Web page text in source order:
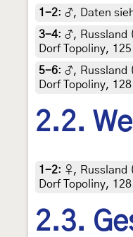
1-2: ♂, Daten
3-4: ♂, Russland
Dorf Topoliny,
5-6: ♂, Russland
Dorf Topoliny,
2.2.
1-2: ♀, Russland
Dorf Topoliny,
2.3.